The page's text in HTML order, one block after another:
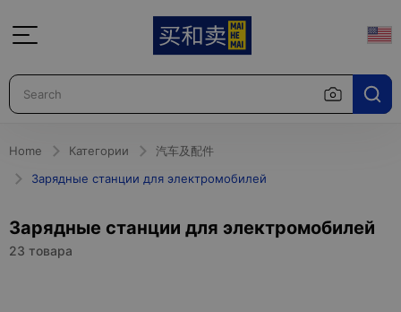
Home Категории
汽车及配件
Зарядные станции для электромобилей
Зарядные станции для электромобилей
23 товара